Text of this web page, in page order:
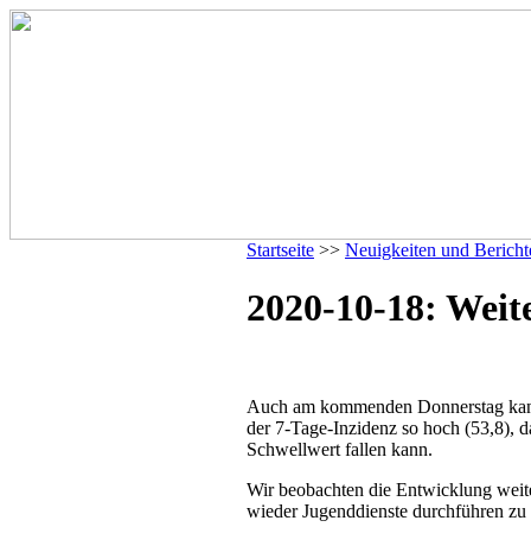
Startseite >> Neuigkeiten und
2020-10-18:
Auch am kommenden Donnerstag
der 7-Tage-Inzidenz so hoch (53,8),
Schwellwert fallen kann.
Wir beobachten die Entwicklung
wieder Jugenddienste durchführen